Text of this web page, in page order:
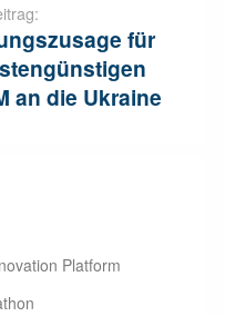
für
an die Ukraine
Platform